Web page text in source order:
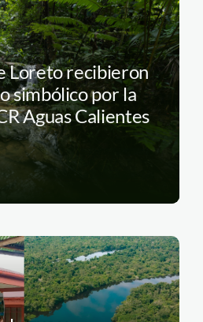
Loreto recibieron
simbólico por la
Aguas Calientes